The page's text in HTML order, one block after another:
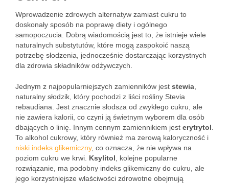
Wprowadzenie zdrowych alternatyw zamiast cukru to
doskonały sposób na poprawę diety i ogólnego
samopoczucia. Dobrą wiadomością jest to, że istnieje wiele
naturalnych substytutów, które mogą zaspokoić naszą
potrzebę słodzenia, jednocześnie dostarczając korzystnych
dla zdrowia składników odżywczych.
Jednym z najpopularniejszych zamienników jest stewia
naturalny słodzik, który pochodzi z liści rośliny Stevia
rebaudiana. Jest znacznie słodsza od zwykłego cukru, ale
nie zawiera kalorii, co czyni ją świetnym wyborem dla osób
dbających o linię. Innym cennym zamiennikiem jest erytrytol
To alkohol cukrowy, który również ma zerową kaloryczność i
niski indeks glikemiczny, co oznacza, że nie wpływa na
poziom cukru we krwi. Ksylitol , kolejne popularne
rozwiązanie, ma podobny indeks glikemiczny do cukru, ale
jego korzystniejsze właściwości zdrowotne obejmują